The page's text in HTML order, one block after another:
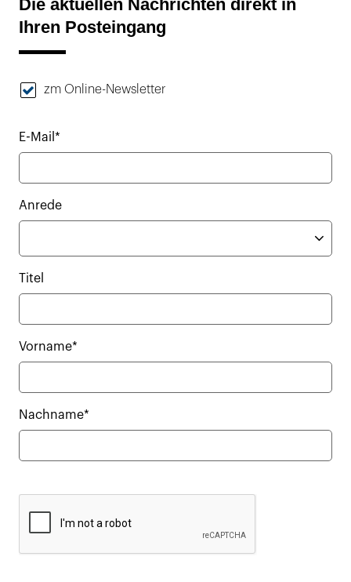
Die aktuellen Nachrichten direkt in
Ihren Posteingang
zm Online-Newsletter
E-Mail*
Anrede
Titel
Vorname*
Nachname*